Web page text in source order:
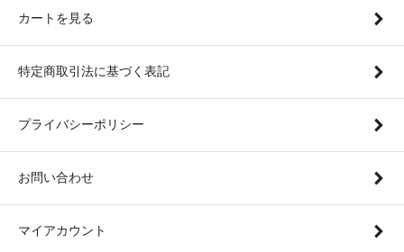
カートを見る
特定商取引法に基づく表記
プライバシーポリシー
お問い合わせ
マイアカウント